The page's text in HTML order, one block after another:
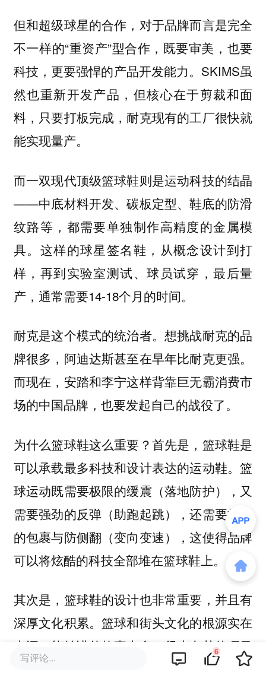
但和超级球星的合作，对于品牌而言是完全
不一样的“重资产”型合作，既要审美，也要
科技，更要强悍的产品开发能力。SKIMS虽
然也重新开发产品，但核心在于剪裁和面
料，只要打板完成，耐克现有的工厂很快就
能实现量产。
而一双现代顶级篮球鞋则是运动科技的结晶
——中底材料开发、碳板定型、鞋底的防滑
纹路等，都需要单独制作高精度的金属模
具。这样的球星签名鞋，从概念设计到打
样，再到实验室测试、球员试穿，最后量
产，通常需要14-18个月的时间。
耐克是这个模式的统治者。想挑战耐克的品
牌很多，阿迪达斯甚至在早年比耐克更强。
而现在，安踏和李宁这样背靠巨无霸消费市
场的中国品牌，也要发起自己的战役了。
为什么篮球鞋这么重要？首先是，篮球鞋是
可以承载最多科技和设计表达的运动鞋。篮
球运动既需要极限的缓震（落地防护），又
需要强劲的反弹（助跑起跳），还需要极致
的包裹与防侧翻（变向变速），这使得品牌
可以将炫酷的科技全部堆在篮球鞋上。
其次是，篮球鞋的设计也非常重要，并且有
深厚文化积累。篮球和街头文化的根源实在
太深，能够讲的故事太多，很少有其他项目
的运动鞋能够一直出到20代。数十年来，人
写评论... 6